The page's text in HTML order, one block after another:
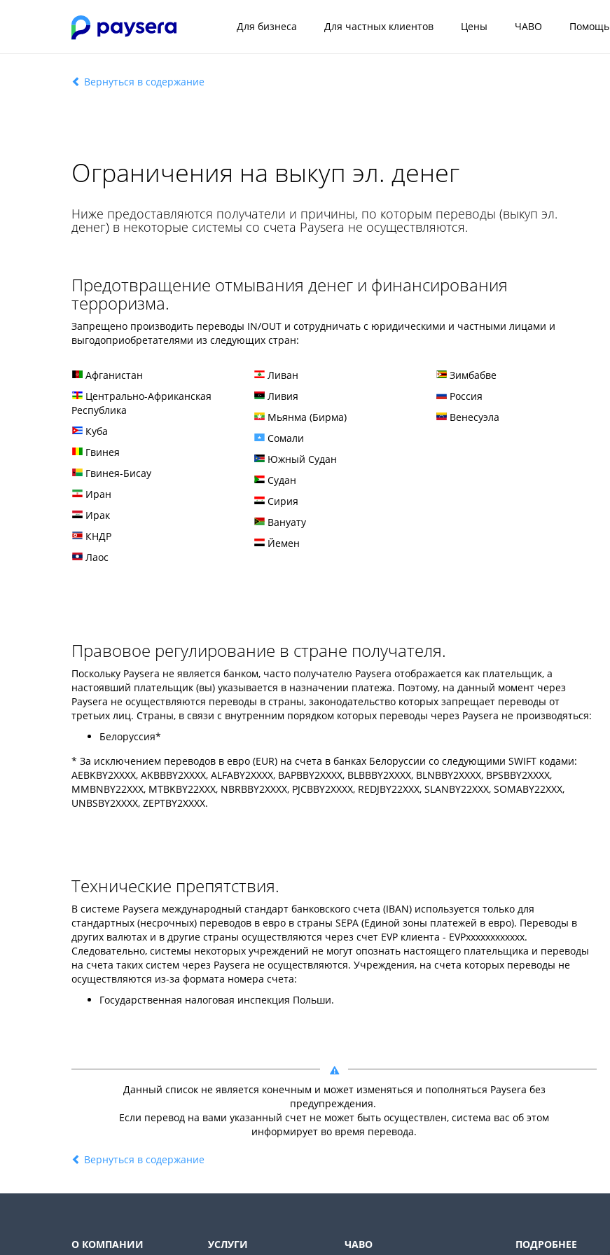
Для бизнеса Для частных клиентов Цены ЧАВО Помощь
Вернуться в содержание
Ограничения на выкуп эл. денег
Ниже предоставляются получатели и причины, по которым переводы (выкуп эл.
денег) в некоторые системы со счета Paysera не осуществляются.
Предотвращение отмывания денег и финансирования
терроризма.
Запрещено производить переводы IN/OUT и сотрудничать с юридическими и частными лицами и
выгодоприобретателями из следующих стран:
Афганистан
Центрально-Африканская
Республика
Куба
Гвинея
Гвинея-Бисау
Иран
Ирак
КНДР
Лаос
Ливан
Ливия
Мьянма (Бирма)
Сомали
Южный Судан
Судан
Сирия
Вануату
Йемен
Зимбабве
Россия
Венесуэла
Правовое регулирование в стране получателя.
Поскольку Paysera не является банком, часто получателю Paysera отображается как плательщик, а
настоявший плательщик (вы) указывается в назначении платежа. Поэтому, на данный момент через
Paysera не осуществляются переводы в страны, законодательство которых запрещает переводы от
третьих лиц. Страны, в связи с внутренним порядком которых переводы через Paysera не производяться:
Белоруссия*
* За исключением переводов в евро (EUR) на счета в банках Белоруссии со следующими SWIFT кодами:
AEBKBY2XXXX, AKBBBY2XXXX, ALFABY2XXXX, BAPBBY2XXXX, BLBBBY2XXXX, BLNBBY2XXXX, BPSBBY2XXXX,
MMBNBY22XXX, MTBKBY22XXX, NBRBBY2XXXX, PJCBBY2XXXX, REDJBY22XXX, SLANBY22XXX, SOMABY22XXX,
UNBSBY2XXXX, ZEPTBY2XXXX.
Технические препятствия.
В системе Paysera международный стандарт банковского счета (IBAN) используется только для
стандартных (несрочных) переводов в евро в страны SEPA (Единой зоны платежей в евро). Переводы в
других валютах и в другие страны осуществляются через счет EVP клиента - EVPxxxxxxxxxxxx.
Следовательно, системы некоторых учреждений не могут опознать настоящего плательщика и переводы
на счета таких систем через Paysera не осуществляются. Учреждения, на счета которых переводы не
осуществляются из-за формата номера счета:
Государственная налоговая инспекция Польши.
Данный список не является конечным и может изменяться и пополняться Paysera без
предупреждения.
Если перевод на вами указанный счет не может быть осуществлен, система вас об этом
информирует во время перевода.
Вернуться в содержание
О КОМПАНИИ УСЛУГИ ЧАВО ПОДРОБНЕЕ